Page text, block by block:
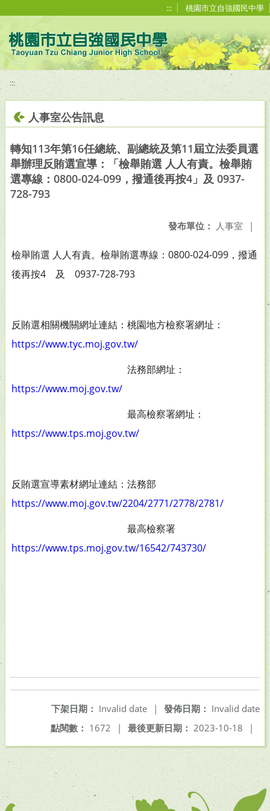
::: 桃園市立自強國民中學
:::
人事室公告訊息
轉知113年第16任總統、副總統及第11屆立法委員選
舉辦理反賄選宣導：「檢舉賄選 人人有責。檢舉賄
選專線：0800-024-099，撥通後再按4」及 0937-
728-793
發布單位： 人事室 |
檢舉賄選 人人有責。檢舉賄選專線：0800-024-099，撥通
後再按4 及 0937-728-793
反賄選相關機關網址連結：桃園地方檢察署網址：
https://www.tyc.moj.gov.tw/
法務部網址：
https://www.moj.gov.tw/
最高檢察署網址：
https://www.tps.moj.gov.tw/
反賄選宣導素材網址連結：法務部
https://www.moj.gov.tw/2204/2771/2778/2781/
最高檢察署
https://www.tps.moj.gov.tw/16542/743730/
發佈日期： Invalid date
下架日期： Invalid date
|
最後更新日期： 2023-10-18 |
點閱數： 1672 |